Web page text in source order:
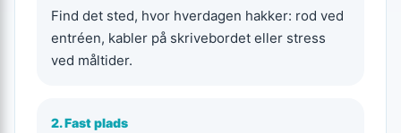
Find det sted, hvor hverdagen hakker: rod ved
entréen, kabler på skrivebordet eller stress
ved måltider.
2. Fast plads